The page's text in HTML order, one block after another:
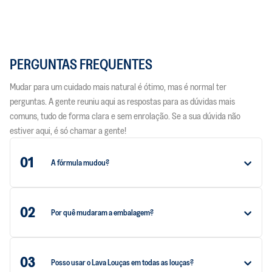
PERGUNTAS FREQUENTES
Mudar para um cuidado mais natural é ótimo, mas é normal ter
perguntas. A gente reuniu aqui as respostas para as dúvidas mais
comuns, tudo de forma clara e sem enrolação. Se a sua dúvida não
estiver aqui, é só chamar a gente!
01 A fórmula mudou?
02 Por quê mudaram a embalagem?
03 Posso usar o Lava Louças em todas as louças?